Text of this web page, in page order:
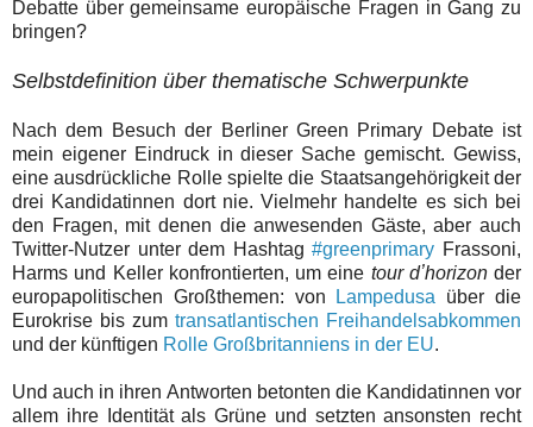
Debatte über gemeinsame europäische Fragen in Gang zu
bringen?
Selbstdefinition über thematische Schwerpunkte
Nach dem Besuch der Berliner Green Primary Debate ist
mein eigener Eindruck in dieser Sache gemischt. Gewiss,
eine ausdrückliche Rolle spielte die Staatsangehörigkeit der
drei Kandidatinnen dort nie. Vielmehr handelte es sich bei
den Fragen, mit denen die anwesenden Gäste, aber auch
Twitter-Nutzer unter dem Hashtag#greenprimary Frassoni,
Harms und Keller konfrontierten, um eine tour dʼhorizonder
europapolitischen Großthemen: von
Lampedusa über die
Eurokrise bis zum transatlantischen Freihandelsabkommen
und der künftigen Rolle Großbritanniens in der EU.
Und auch in ihren Antworten betonten die Kandidatinnen vor
allem ihre Identität als Grüne und setzten ansonsten recht